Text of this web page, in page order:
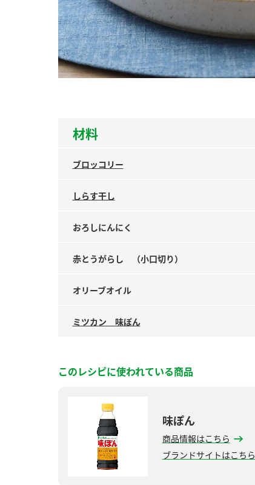
材料
ブロッコリー
しらす干し
おろしにんにく
赤とうがらし （小口切り）
オリーブオイル
ミツカン 味ぽん
このレシピに使われている商品
味ぽん
商品情報はこちら
ブランドサイトはこちら